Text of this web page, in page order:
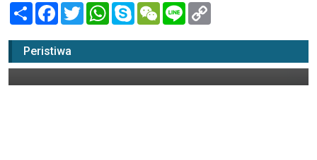
Share Facebook
TwitterWhatsApp
SkypeWeChatLine
Peristiwa
Satu-satunya di Tuban, Pelestari Seni
Gemblak Jalani Ujian
17 Maret 2023 23:00